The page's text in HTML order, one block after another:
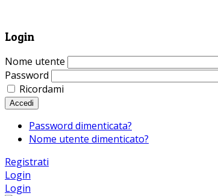
Login
Nome utente
Password
Ricordami
Accedi
Password dimenticata?
Nome utente dimenticato?
Registrati
Login
Login